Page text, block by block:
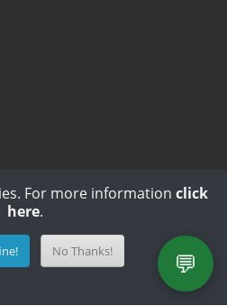
For more information click
here.
No Thanks! 💬